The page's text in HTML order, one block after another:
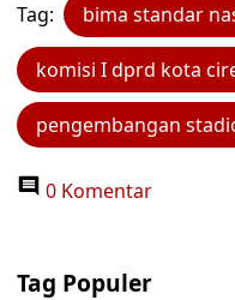
Tag: bima standar
komisi I dprd kota
pengembangan
0 Komentar
Tag Populer